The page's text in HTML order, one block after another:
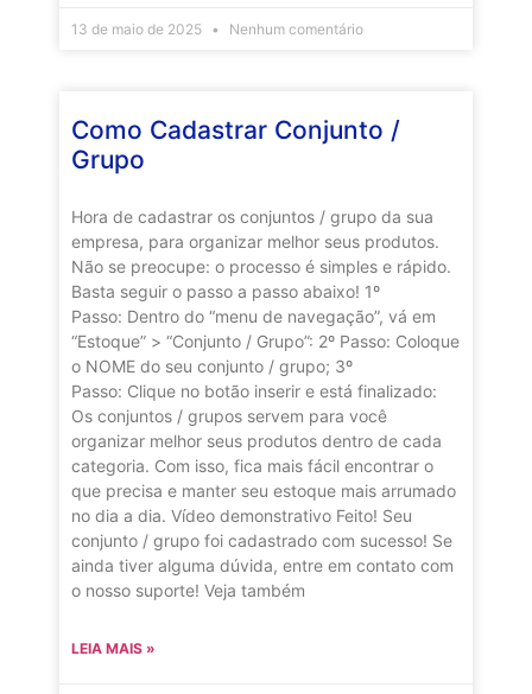
13 de maio de 2025 Nenhum comentário
Como Cadastrar Conjunto /
Grupo
Hora de cadastrar os conjuntos / grupo da sua
empresa, para organizar melhor seus produtos.
Não se preocupe: o processo é simples e rápido.
Basta seguir o passo a passo abaixo! 1º
Passo: Dentro do “menu de navegação”, vá em
“Estoque” > “Conjunto / Grupo”: 2º Passo: Coloque
o NOME do seu conjunto / grupo; 3º
Passo: Clique no botão inserir e está finalizado:
Os conjuntos / grupos servem para você
organizar melhor seus produtos dentro de cada
categoria. Com isso, fica mais fácil encontrar o
que precisa e manter seu estoque mais arrumado
no dia a dia. Vídeo demonstrativo Feito! Seu
conjunto / grupo foi cadastrado com sucesso! Se
ainda tiver alguma dúvida, entre em contato com
o nosso suporte! Veja também
LEIA MAIS »